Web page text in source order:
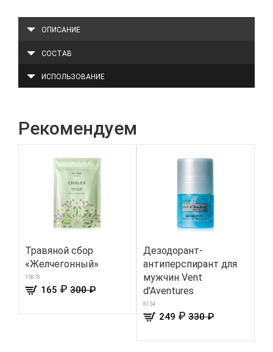
ОПИСАНИЕ
СОСТАВ
ИСПОЛЬЗОВАНИЕ
Рекомендуем
Травяной сбор
«Желчегонный»
15878
165 ₽ 300 ₽
Дезодорант-
антиперспирант для
мужчин Vent
d'Aventures
8154
249 ₽ 330 ₽